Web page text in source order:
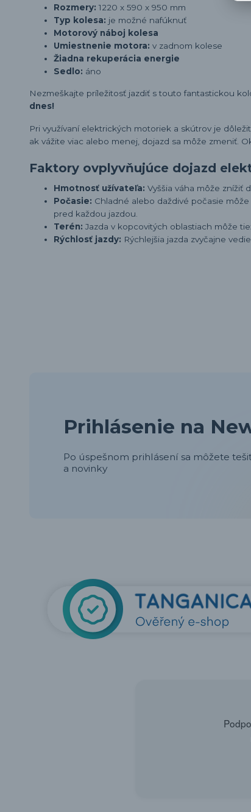
Rozmery: 1220 x 590 x 950 mm
Typ kolesa: je možné nafúknuť
Motorový náboj kolesa
Umiestnenie motora: v zadnom kolese
Žiadna rekuperácia energie
Sedlo: áno
Nezmeškajte príležitosť jazdiť s touto fantastickou
dnes!
Pri využívaní elektrických motoriek a skútrov je
ak vážite viac alebo menej, dojazd sa môže zmeniť.
Faktory ovplyvňujúce dojazd
Hmotnosť užívateľa: Vyššia váha môže znížiť
Počasie: Chladné alebo daždivé počasie
pred každou jazdou.
Terén: Jazda v kopcovitých oblastiach môže
Rýchlosť jazdy: Rýchlejšia jazda zvyčajne
Prihlásenie na
Po úspešnom prihlásení sa môžete
a novinky